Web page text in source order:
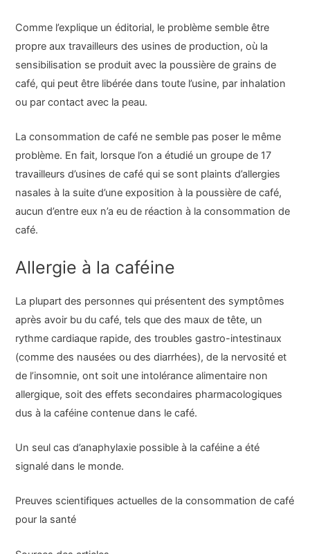
Comme l’explique un éditorial, le problème semble être
propre aux travailleurs des usines de production, où la
sensibilisation se produit avec la poussière de grains de
café, qui peut être libérée dans toute l’usine, par inhalation
ou par contact avec la peau.
La consommation de café ne semble pas poser le même
problème. En fait, lorsque l’on a étudié un groupe de 17
travailleurs d’usines de café qui se sont plaints d’allergies
nasales à la suite d’une exposition à la poussière de café,
aucun d’entre eux n’a eu de réaction à la consommation de
café.
Allergie à la caféine
La plupart des personnes qui présentent des symptômes
après avoir bu du café, tels que des maux de tête, un
rythme cardiaque rapide, des troubles gastro-intestinaux
(comme des nausées ou des diarrhées), de la nervosité et
de l’insomnie, ont soit une intolérance alimentaire non
allergique, soit des effets secondaires pharmacologiques
dus à la caféine contenue dans le café.
Un seul cas d’anaphylaxie possible à la caféine a été
signalé dans le monde.
Preuves scientifiques actuelles de la consommation de café
pour la santé